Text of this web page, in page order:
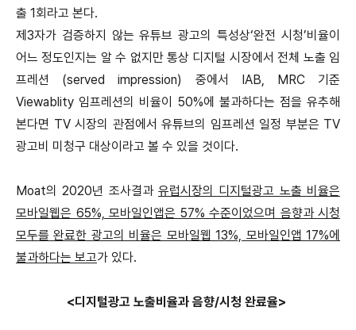
출 1회라고 본다.
제3자가 검증하지 않는 유튜브 광고의 특성상‘완전 시청’비율이
어느 정도인지는 알 수 없지만 통상 디지털 시장에서 전체 노출 임
프레션 (served impression) 중에서 IAB, MRC 기준
Viewablity 임프레션의 비율이 50%에 불과하다는 점을 유추해
본다면 TV 시장의 관점에서 유튜브의 임프레션 일정 부분은 TV
광고비 미청구 대상이라고 볼 수 있을 것이다.
Moat의 2020년 조사결과 유럽시장의 디지털광고 노출 비율은
모바일웹은 65%, 모바일인앱은 57% 수준이었으며 음향과 시청
모두를 완료한 광고의 비율은 모바일웹 13%, 모바일인앱 17%에
불과하다는 보고가 있다.
<디지털광고 노출비율과 음향/시청 완료율>